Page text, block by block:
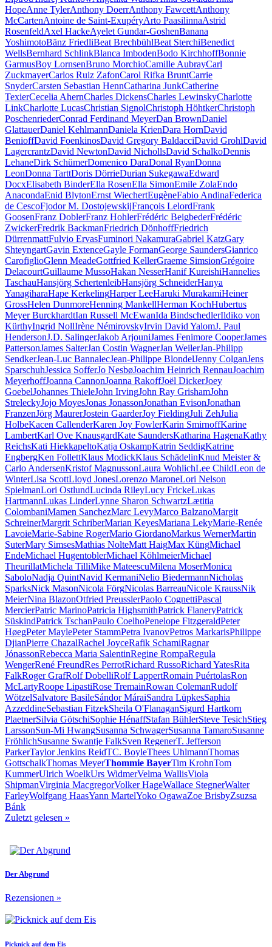
HopeAnne TylerAnthony DoerrAnthony FawcettAnthony
McCartenAntoine de Saint-ExupéryArto PaasilinnaAstrid
RosenfeldAxel HackeAyelet Gundar-GoshenBanana
YoshimotoBänz FriedliBeat BrechbühlBeat SterchiBenedict
WellsBernhard SchlinkBlanca ImbodenBodo KirchhoffBonnie
GarmusBoy LornsenBruno MorchioCamille AubrayCarl
ZuckmayerCarlos Ruiz ZafonCarol Rifka BruntCarrie
SnyderCarsten Sebastian HennCatharina JunkCatherine
TexierCecelia AhernCharles DickensCharles LewinskyCharlotte
LinkCharlotte LucasChristian SignolChristoph HöhtkerChristoph
PoschenriederConrad Ferdinand MeyerDan BrownDaniel
GlattauerDaniel KehlmannDaniela KrienDara HornDavid
BenioffDavid FoenkinosDavid Gregory BaldacciDavid GrohlDavid
LagercrantzDavid NewtonDavid NichollsDavid SchalkoDennis
LehaneDirk SchümerDomenico DaraDonal RyanDonna
LeonDonna TarttDoris DörrieDurian SukegawaEdward
DocxElisabeth BinderElla RosenElla SimonEmile ZolaEndo
AnacondaEnid BlytonErnst WiechertEugèneFabio AndinaFederica
de CescoFjodor M. DostojewskijFrançois LelordFrank
GoosenFranz DoblerFranz HohlerFrédéric BeigbederFrédéric
ZwickerFredrik BackmanFriedrich DönhoffFriedrich
DürrenmattFulvio ErvasFuminori NakamuraGabriel KatzGary
ShteyngartGavin ExtenceGayle FormanGeorge SaundersGianrico
CarofiglioGlenn MeadeGottfried KellerGraeme SimsionGrégoire
DelacourtGuillaume MussoHakan NesserHanif KureishiHannelies
TaschauHansjörg SchertenleibHansjörg SchneiderHanya
YanagiharaHape KerkelingHarper LeeHaruki MurakamiHeiner
GrossHelen DunmoreHenning MankellHerman KochHubertus
Meyer BurckhardtIan Russell McEwanIda BindschedlerIldiko von
KürthyIngrid NollIrène NémirovskyIrvin David YalomJ. Paul
HendersonJ.D. SalingerJakob ArjouniJames Fenimore CooperJames
PattersonJames SalterJan Costin WagnerJan WeilerJan-Philipp
SendkerJean-Luc BannalecJean-Philippe BlondelJenny ColganJens
SparschuhJessica SofferJo NesbøJoachim Heinrich RennauJoachim
MeyerhoffJoanna CannonJoanna RakoffJoël DickerJoey
GoebelJohannes ThieleJohn IrvingJohn Ray GrishamJohn
StreleckyJojo MoyesJonas JonassonJonathan EvisonJonathan
FranzenJörg MaurerJostein GaarderJoy FieldingJuli ZehJulia
HolbeKacen CallenderKaren Joy FowlerKarin SmirnoffKarine
LambertKarl Ove KnausgardKate SaundersKatharina HagenaKathy
ReichsKati HiekkapeltoKatja OskampKatrin SeddigKatrine
EngbergKen FollettKlaus ModickKlaus SchädelinKnud Meister &
Carlo AndersenKristof MagnussonLaura WohlichLee ChildLeon de
WinterLisa ScottLloyd JonesLorenzo MaroneLori Nelson
SpielmanLori OstlundLucinda RileyLucy FrickeLukas
HartmannLukas LinderLynne Sharon SchwartzLætitia
ColombaniMamen SanchezMarc LevyMarco BalzanoMargit
SchreinerMargrit SchriberMarian KeyesMariana LekyMarie-Renée
LavoieMarie-Sabine RogerMario GiordanoMarkus WernerMartin
SuterMary SimsesMathias NolteMatt HaigMax KüngMichael
EndeMichael HugentoblerMichael KöhlmeierMichael
TheurillatMichela TilliMike MateescuMilena MoserMonica
SaboloNadja QuintNavid KermaniNelio BiedermannNicholas
SparksNick MasonNicola FörgNicolas BarreauNicole KraussNik
MeierNina BlazonOtfried PreusslerPaolo CognettiPascal
MercierPatric MarinoPatricia HighsmithPatrick FlaneryPatrick
SüskindPatrick TschanPaulo CoelhoPenelope FitzgeraldPeter
HøegPeter MaylePeter StammPetra IvanovPetros MarkarisPhilippe
DjianPierre ChazalRachel JoyceRafik SchamiRagnar
JónassonRebecca Maria SalentinRegine RompaRegula
WengerRené FreundRes PerrotRichard RussoRichard YatesRita
FalkRoger GrafRolf DobelliRolf LappertRomain PuértolasRon
McLartyRoope LipastiRose TremainRowan ColemanRudolf
WötzelSalvatore BasileSándor MáraiSandra LüpkesSaphia
AzzeddineSebastian FitzekSheila O'FlanaganSigurd Hartkorn
PlaetnerSilvia GötschiSophie HénaffStafan BühlerSteve TesichStieg
LarssonSun-Mi HwangSusanna SchwagerSusanna TamaroSusanne
FröhlichSusanne Swantje FalkSven RegenerT. Jefferson
ParkerTaylor Jenkins ReidTC. BoyleThees UhlmannThomas
GottschalkThomas MeyerThommie BayerTim KrohnTom
KummerUlrich WoelkUrs WidmerVelma WallisViola
ShipmanVirginia MacgregorVolker HageWallace StegnerWalter
FarleyWolfgang HaasYann MartelYoko OgawaZoe BrisbyZsuzsa
Bánk
Zuletzt gelesen »
Der Abgrund
Rezensionen »
Picknick auf dem Eis